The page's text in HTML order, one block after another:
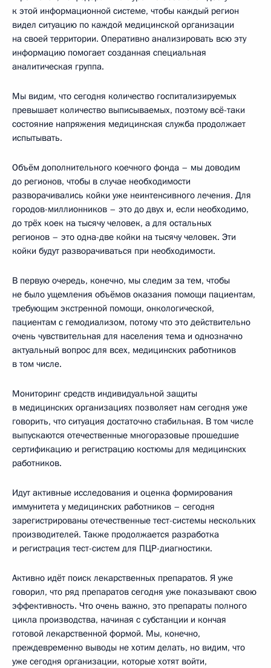
к этой информационной системе, чтобы каждый регион
видел ситуацию по каждой медицинской организации
на своей территории. Оперативно анализировать всю эту
информацию помогает созданная специальная
аналитическая группа.
Мы видим, что сегодня количество госпитализируемых
превышает количество выписываемых, поэтому всё-таки
состояние напряжения медицинская служба продолжает
испытывать.
Объём дополнительного коечного фонда – мы доводим
до регионов, чтобы в случае необходимости
разворачивались койки уже неинтенсивного лечения. Для
городов-миллионников – это до двух и, если необходимо,
до трёх коек на тысячу человек, а для остальных
регионов – это одна-две койки на тысячу человек. Эти
койки будут разворачиваться при необходимости.
В первую очередь, конечно, мы следим за тем, чтобы
не было ущемления объёмов оказания помощи пациентам,
требующим экстренной помощи, онкологической,
пациентам с гемодиализом, потому что это действительно
очень чувствительная для населения тема и однозначно
актуальный вопрос для всех, медицинских работников
в том числе.
Мониторинг средств индивидуальной защиты
в медицинских организациях позволяет нам сегодня уже
говорить, что ситуация достаточно стабильная. В том числе
выпускаются отечественные многоразовые прошедшие
сертификацию и регистрацию костюмы для медицинских
работников.
Идут активные исследования и оценка формирования
иммунитета у медицинских работников – сегодня
зарегистрированы отечественные тест-системы нескольких
производителей. Также продолжается разработка
и регистрация тест-систем для ПЦР-диагностики.
Активно идёт поиск лекарственных препаратов. Я уже
говорил, что ряд препаратов сегодня уже показывают свою
эффективность. Что очень важно, это препараты полного
цикла производства, начиная с субстанции и кончая
готовой лекарственной формой. Мы, конечно,
преждевременно выводы не хотим делать, но видим, что
уже сегодня организации, которые хотят войти,